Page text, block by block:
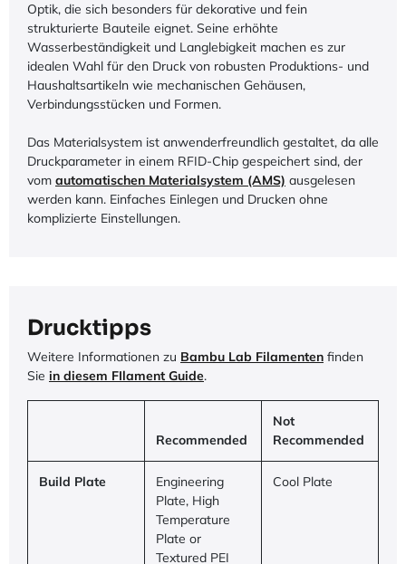
Optik, die sich besonders für dekorative und fein
strukturierte Bauteile eignet. Seine erhöhte
Wasserbeständigkeit und Langlebigkeit machen es zur
idealen Wahl für den Druck von robusten Produktions- und
Haushaltsartikeln wie mechanischen Gehäusen,
Verbindungsstücken und Formen.
Das Materialsystem ist anwenderfreundlich gestaltet, da alle
Druckparameter in einem RFID-Chip gespeichert sind, der
vom automatischen Materialsystem (AMS) ausgelesen
werden kann. Einfaches Einlegen und Drucken ohne
komplizierte Einstellungen.
Drucktipps
Weitere Informationen zu Bambu Lab Filamenten finden
Sie in diesem FIlament Guide.
Recommended
Not
Recommended
Build Plate
Engineering
Plate, High
Temperature
Plate or
Textured PEI
Cool Plate